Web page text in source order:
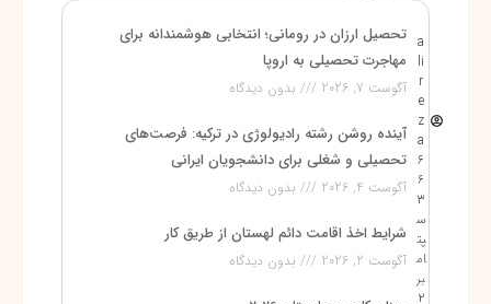
a
li
r
e
z
a
6
6
3
س
پت
ام
بر
2
تحصیل ارزان در رومانی؛ انتخابی هوشمندانه برای
مهاجرت تحصیلی به اروپا
آگوست 7, 2026 بدون دیدگاه
آینده روشن رشته رادیولوژی در ترکیه: فرصت‌های
تحصیلی و شغلی برای دانشجویان ایرانی
آگوست 4, 2026 بدون دیدگاه
شرایط اخذ اقامت دائم لهستان از طریق کار
آگوست 2, 2026 بدون دیدگاه